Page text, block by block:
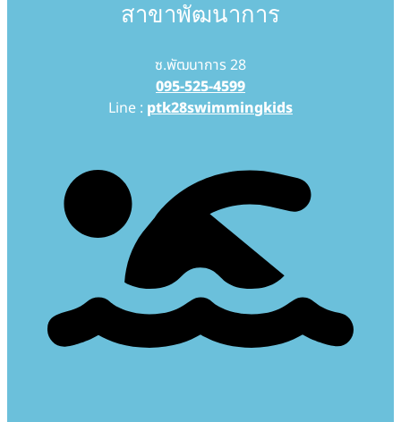
สาขาพัฒนาการ
ซ.พัฒนาการ 28
095-525-4599
Line : ptk28swimmingkids